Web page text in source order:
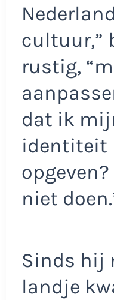
cultuur,”
rustig,
dat ik
identiteit
niet
Sinds hij
landje